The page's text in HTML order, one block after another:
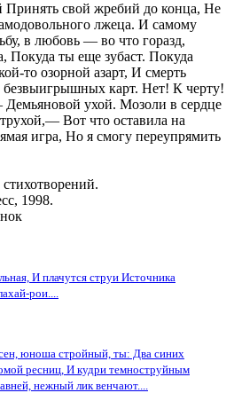
Принять свой жребий до конца, Не
лжеца. И самому
в любовь — во что горазд,
Покуда ты еще зубаст. Покуда
то озорной азарт, И смерть
карт. Нет! К черту!
ухой. Мозоли в сердце
Вот что оставила на
игра, Но я смогу переупрямить
1998.
И плачутся струи Источника
рои....
юноша стройный, ты: Два синих
ресниц, И кудри темноструйным
нежный лик венчают....